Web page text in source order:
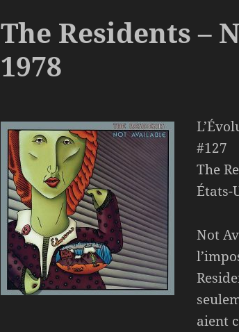
The Residents –
1978
#127
The
États-
Not
aient